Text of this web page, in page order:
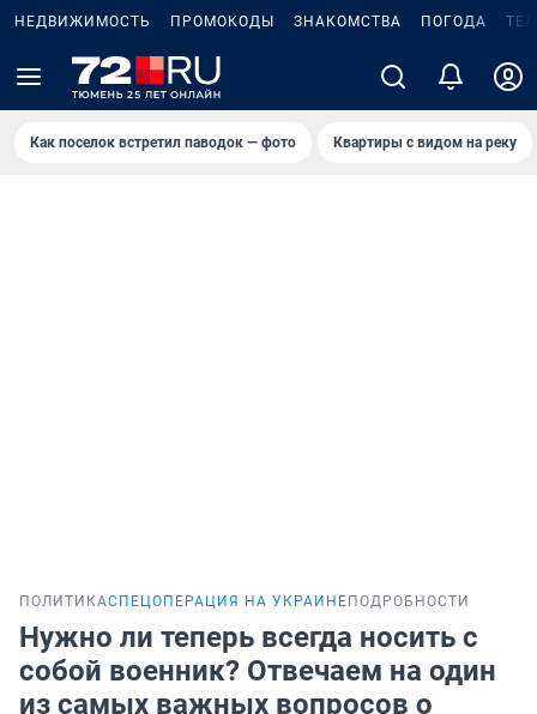
НЕДВИЖИМОСТЬ ПРОМОКОДЫ ЗНАКОМСТВА ПОГОДА
Как поселок встретил паводок — фото Квартиры с видом на реку
ПОЛИТИКАСПЕЦОПЕРАЦИЯ НА УКРАИНЕ ПОДРОБНОСТИ
Нужно ли теперь всегда носить с
собой военник? Отвечаем на один
из самых важных вопросов о